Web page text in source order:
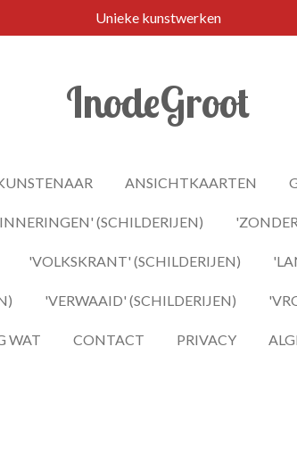
Unieke kunstwerken
InodeGroot
ANSICHTKAARTEN
(SCHILDERIJEN)
'VOLKSKRANT' (SCHILDERIJEN)
'VERWAAID' (SCHILDERIJEN)
WAT CONTACT PRIVACY